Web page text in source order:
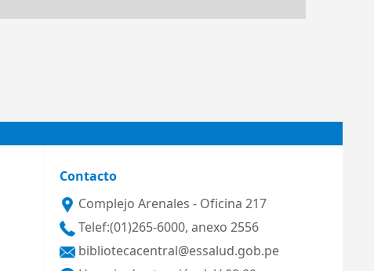
Contacto
Complejo Arenales - Oficina 217
Telef:(01)265-6000, anexo 2556
bibliotecacentral@essalud.gob.pe